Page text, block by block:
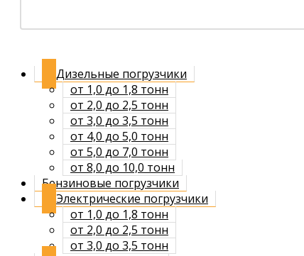
Дизельные погрузчики
от 1,0 до 1,8 тонн
от 2,0 до 2,5 тонн
от 3,0 до 3,5 тонн
от 4,0 до 5,0 тонн
от 5,0 до 7,0 тонн
от 8,0 до 10,0 тонн
Бензиновые погрузчики
Электрические погрузчики
от 1,0 до 1,8 тонн
от 2,0 до 2,5 тонн
от 3,0 до 3,5 тонн